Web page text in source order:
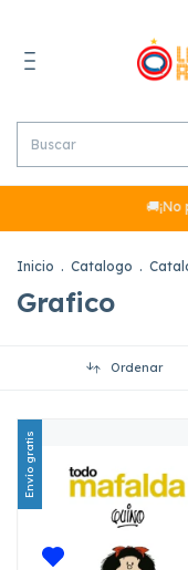
🚚¡No
Inicio . Catalogo .
Grafico
Ordenar
Envío gratis